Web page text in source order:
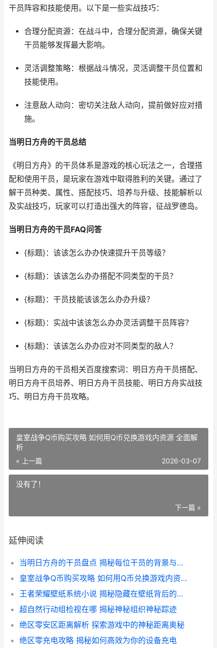
干员阵容和技能使用。以下是一些实战技巧：
合理分配资源：在战斗中，合理分配资源，确保关键
干员能够发挥最大影响。
灵活调整策略：根据战斗情况，灵活调整干员位置和
技能使用。
注意敌人动向：密切关注敌人动向，提前做好应对措
施。
当明日方舟的干员总结
《明日方舟》的干员体系是游戏的核心玩法之一，合理搭
配和使用干员，是玩家在游戏中取得胜利的关键。通过了
解干员种类、属性、搭配技巧、培养与升级、技能解析以
及实战技巧，玩家可以打造出强大的阵容，征战罗德岛。
当明日方舟的干员FAQ问答
{标题}：该该怎么办办快速提升干员等级？
{标题}：该该怎么办办搭配不同类型的干员？
{标题}：干员技能该该怎么办办升级？
{标题}：实战中该该怎么办办灵活调整干员阵容？
{标题}：该该怎么办办应对不同类型的敌人？
当明日方舟的干员相关百度搜索词：明日方舟干员搭配、
明日方舟干员培养、明日方舟干员技能、明日方舟实战技
巧、明日方舟干员攻略。
皇室战争Q币购买攻略 如何用Q币兑换游戏内资源 全面解
析
« 上一篇 2026-03-07
没有了！
下一篇 »
延伸阅读
当明日方舟的干员盘点 揭秘每位干员的背景与技能特点
皇室战争Q币购买攻略 如何用Q币兑换游戏内资源 全面解析
王者荣耀壁纸系统小说 揭秘隐藏在壁纸背后的故事与价格解析
超自然行动组检视在哪 揭秘神秘组织神秘踪迹
绝区零安区距离解析 探索游戏中的神秘距离奥秘
绝区零充电攻略 揭秘如何高效为你的设备充电